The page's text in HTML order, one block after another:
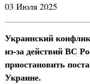
03 Июля 2025
Украинский
из-за действий ВС
приостановить
Украине.